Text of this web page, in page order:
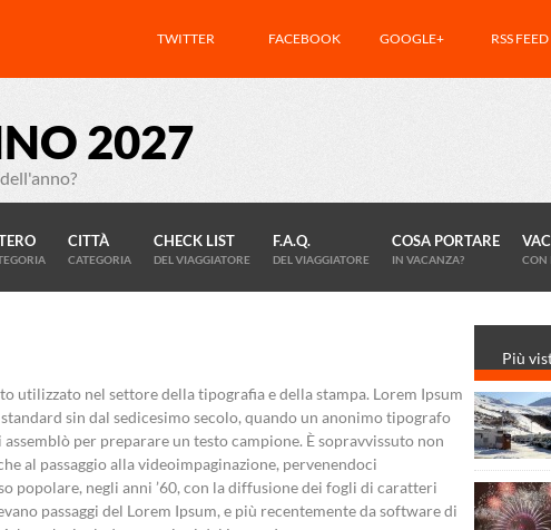
TWITTER FACEBOOK GOOGLE+ RSS FEED
2027
CITTÀ
CATEGORIA
CHECK LIST
DEL VIAGGIATORE
F.A.Q.
DEL VIAGGIATORE
COSA PORTARE
IN VACANZA? CON
utilizzato nel settore della tipografia e della stampa. Lorem Ipsum
sin dal sedicesimo secolo, quando un anonimo tipografo
per preparare un testo campione. È sopravvissuto non
al passaggio alla videoimpaginazione, pervenendoci
popolare, negli anni ’60, con la diffusione dei fogli di caratteri
passaggi del Lorem Ipsum, e più recentemente da software di
Più